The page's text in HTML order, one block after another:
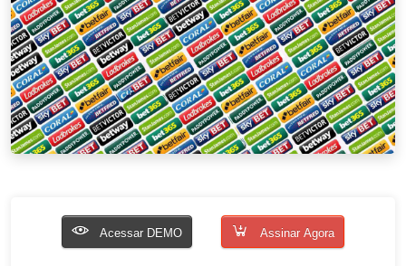
Acessar DEMO Assinar Agora